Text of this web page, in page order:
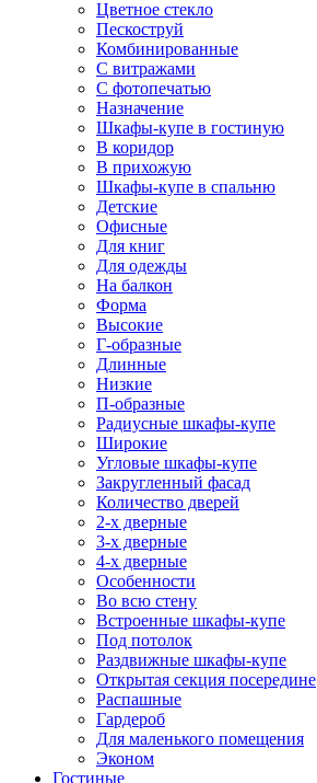
Цветное стекло
Пескоструй
Комбинированные
С витражами
С фотопечатью
Назначение
Шкафы-купе в гостиную
В коридор
В прихожую
Шкафы-купе в спальню
Детские
Офисные
Для книг
Для одежды
На балкон
Форма
Высокие
Г-образные
Длинные
Низкие
П-образные
Радиусные шкафы-купе
Широкие
Угловые шкафы-купе
Закругленный фасад
Количество дверей
2-х дверные
3-х дверные
4-х дверные
Особенности
Во всю стену
Встроенные шкафы-купе
Под потолок
Раздвижные шкафы-купе
Открытая секция посередине
Распашные
Гардероб
Для маленького помещения
Эконом
Гостиные